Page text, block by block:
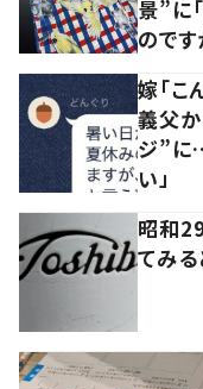
景”に
のです
嫁「こ
義父
ジ”に
い」
昭和
てみる